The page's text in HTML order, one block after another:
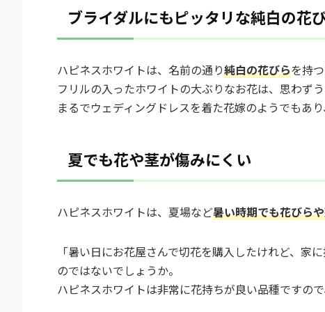
ブライダルにもピッタリな純白の花
ハピネスホワイトは、名前の通り純白の花びらを持
フリルの入ったホワイトの大ぶりなお花は、思わず
まるでウェディングドレスを着た花嫁のようでもあり
夏でも花や茎が傷みにくい
ハピネスホワイトは、夏場など暑い時期でも花びら
「暑い日にお花屋さんで切花を購入したけれど、家
のではないでしょうか。
ハピネスホワイトは非常に花持ちが良い品種ですので